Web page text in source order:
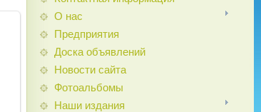
О нас
Предприятия
Доска объявлений
Новости сайта
Фотоальбомы
Наши издания